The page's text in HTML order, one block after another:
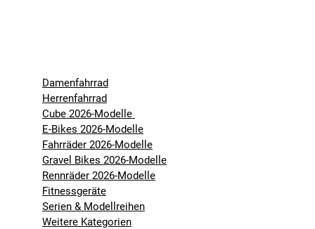
Damenfahrrad
Herrenfahrrad
Cube 2026-Modelle
E-Bikes 2026-Modelle
Fahrräder 2026-Modelle
Gravel Bikes 2026-Modelle
Rennräder 2026-Modelle
Fitnessgeräte
Serien & Modellreihen
Weitere Kategorien